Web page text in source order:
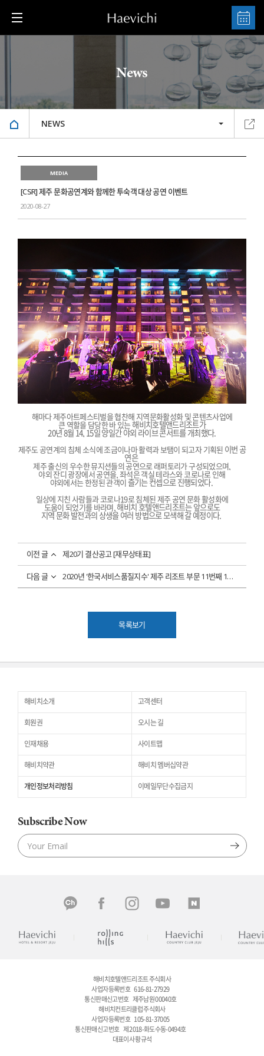
News
NEWS
MEDIA
[CSR] 제주 문화공연계와 함께한 투숙객 대상 공연 이벤트
2020-08-27
해마다 제주아트페스티벌을 협찬해 지역문화활성화 및 콘텐츠사업에
큰 역할을 담당한 바 있는해비치호텔앤드리조트가
20년 8월 14, 15일 양일간 야외 라이브 콘서트를 개최했다.
제주도 공연계의 침체 소식에 조금이나마 활력과 보탬이 되고자 기획된 이번 공
연은
제주 출신의 우수한 뮤지션들의 공연으로 래퍼토리가 구성되었으며,
야외 잔디 광장에서 공연을, 좌석은 객실 테라스와 코로나로 인해
야외에서는 한정된 관객이즐기는 컨셉으로 진행되었다.
일상에 지친 사람들과 코로나19로 침체된 제주 공연 문화 활성화에
도움이 되었기를 바라며,해비치 호텔앤드리조트는 앞으로도
지역 문화 발전과의 상생을 여러 방법으로 모색해 갈 예정이다.
이전 글 제20기 결산공고 [재무상태표]
다음 글 2020년 '한국서비스품질지수' 제주 리조트 부문 11번째 1위 선정
목록보기
해비치소개 고객센터
회원권 오시는 길
인재채용 사이트맵
해비치약관 해비치 멤버십약관
개인정보처리방침 이메일무단수집금지
Subscribe Now
해비치호텔앤드리조트 주식회사
사업자등록번호 616-81-27929
통신판매신고번호 제주남원 00040호
해비치컨트리클럽 주식회사
사업자등록번호 105-81-37005
통신판매신고번호 제 2018-화도수동-0494호
대표이사 황규석